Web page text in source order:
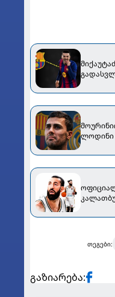
ლოდინი
თეგები:
გაზიარება: